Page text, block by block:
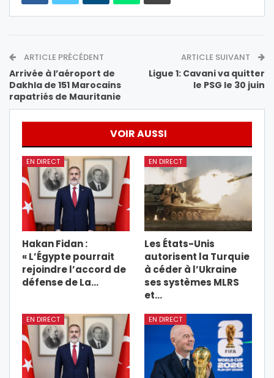
ARTICLE PRÉCÉDENT
Arrivée à l’aéroport de
Dakhla de 151 Marocains
rapatriés de Mauritanie
ARTICLE SUIVANT
Ligue 1: Cavani va quitter
le PSG le 30 juin
VOIR AUSSI
EN DIRECT
Hakan Fidan :
« L’Égypte pourrait
rejoindre l’accord de
défense de La…
EN DIRECT
Les États-Unis
autorisent la Turquie
à céder à l’Ukraine
ses systèmes MLRS
et…
EN DIRECT EN DIRECT